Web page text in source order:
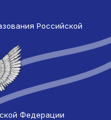
Российской
Федерации